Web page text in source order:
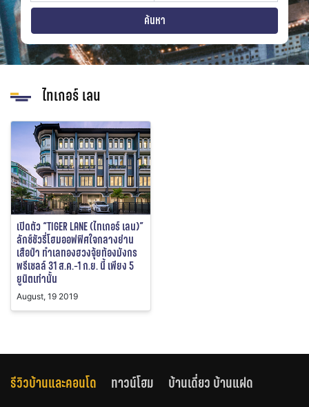
strain-station
sprice
ค้นหา
ไทเกอร์ เลน
เปิดตัว “TIGER LANE (ไทเกอร์ เลน)”
ลักซ์ชัวรี่โฮมออฟฟิศใจกลางย่าน
เสือป่า ทำเลทองฮวงจุ้ยท้องมังกร
พรีเซลล์ 31 ส.ค.-1 ก.ย. นี้ เพียง 5
ยูนิตเท่านั้น
August, 19 2019
รีวิวบ้านและคอนโด ทาวน์โฮม
บ้านเดี่ยว บ้านแฝด